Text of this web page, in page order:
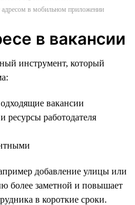
адресом в мобильном приложении
в вакансии
инструмент, который
вакансии
ресурсы работодателя
добавление улицы или
более заметной и повышает
в короткие сроки.